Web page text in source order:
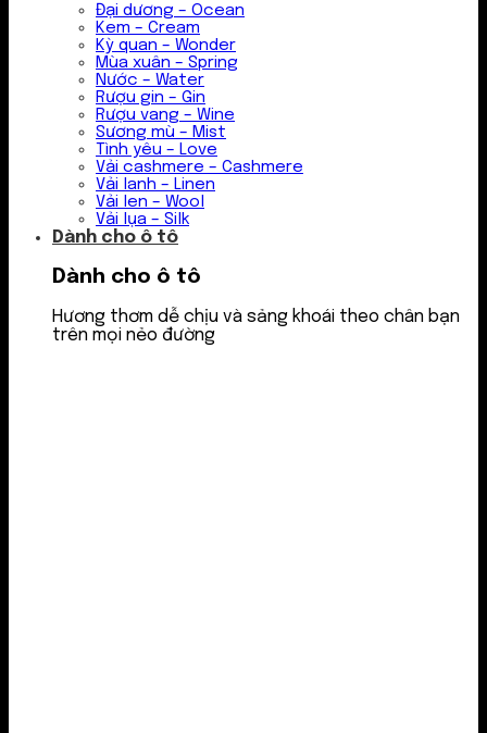
Đại dương – Ocean
Kem – Cream
Kỳ quan – Wonder
Mùa xuân – Spring
Nước – Water
Rượu gin – Gin
Rượu vang – Wine
Sương mù – Mist
Tình yêu – Love
Vải cashmere – Cashmere
Vải lanh – Linen
Vải len – Wool
Vải lụa – Silk
Dành cho ô tô
Dành cho ô tô
Hương thơm dễ chịu và sảng khoái theo chân bạn
trên mọi nẻo đường